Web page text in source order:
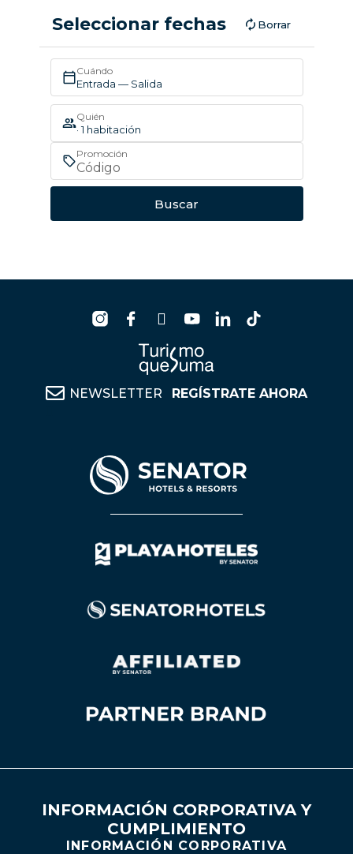
Seleccionar fechas Borrar
Cuándo
Entrada — Salida
Quién
· 1 habitación
Promoción
Buscar
NEWSLETTER REGÍSTRATE AHORA
INFORMACIÓN CORPORATIVA Y
CUMPLIMIENTO
INFORMACIÓN CORPORATIVA